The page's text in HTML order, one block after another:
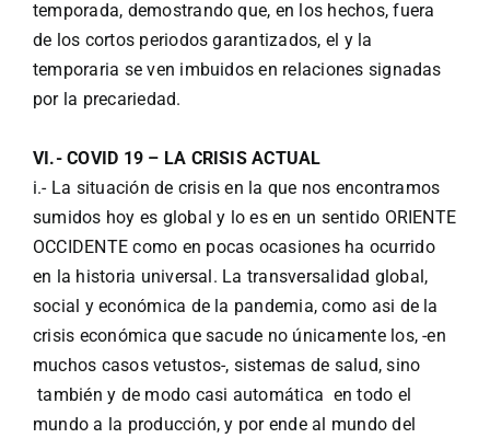
temporada, demostrando que, en los hechos, fuera
de los cortos periodos garantizados, el y la
temporaria se ven imbuidos en relaciones signadas
por la precariedad.
VI.- COVID 19 – LA CRISIS ACTUAL
i.- La situación de crisis en la que nos encontramos
sumidos hoy es global y lo es en un sentido ORIENTE
OCCIDENTE como en pocas ocasiones ha ocurrido
en la historia universal. La transversalidad global,
social y económica de la pandemia, como asi de la
crisis económica que sacude no únicamente los, -en
muchos casos vetustos-, sistemas de salud, sino
también y de modo casi automática en todo el
mundo a la producción, y por ende al mundo del